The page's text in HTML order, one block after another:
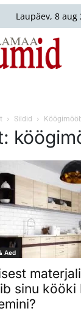
Laupäev, 8 aug
Sildid
Aed
sinu kööki